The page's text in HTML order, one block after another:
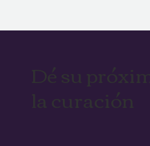
Dé su
la curación